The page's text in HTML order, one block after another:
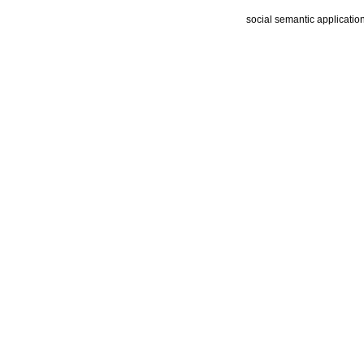
social semantic